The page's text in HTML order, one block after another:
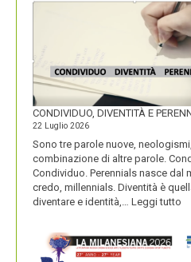
CONDIVIDUO, DIVENTITÀ E
22 Luglio 2026
Sono tre parole nuove,
combinazione di altre parole.
Condividuo. Perennials nasce dal
credo, millennials. Diventità è
diventare e identità,… Leggi tutto
E